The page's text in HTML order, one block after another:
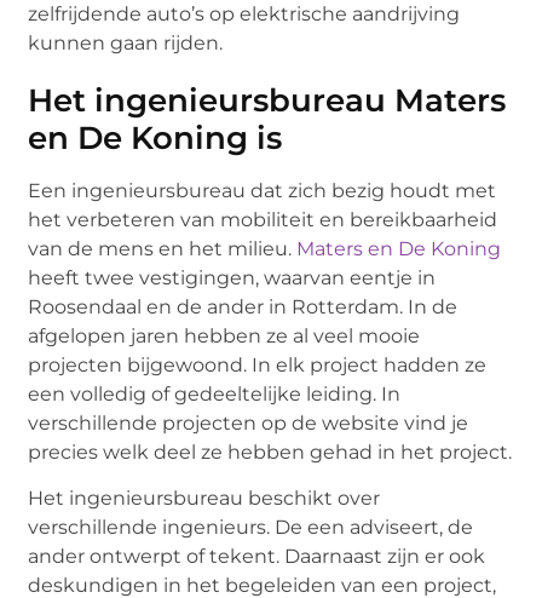
zelfrijdende auto’s op elektrische aandrijving
kunnen gaan rijden.
Het ingenieursbureau Maters
en De Koning is
Een ingenieursbureau dat zich bezig houdt met
het verbeteren van mobiliteit en bereikbaarheid
van de mens en het milieu. Maters en De Koning
heeft twee vestigingen, waarvan eentje in
Roosendaal en de ander in Rotterdam. In de
afgelopen jaren hebben ze al veel mooie
projecten bijgewoond. In elk project hadden ze
een volledig of gedeeltelijke leiding. In
verschillende projecten op de website vind je
precies welk deel ze hebben gehad in het project.
Het ingenieursbureau beschikt over
verschillende ingenieurs. De een adviseert, de
ander ontwerpt of tekent. Daarnaast zijn er ook
deskundigen in het begeleiden van een project,